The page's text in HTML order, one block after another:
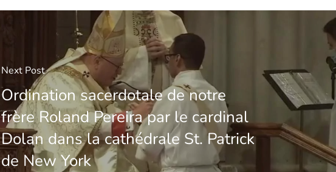
Next Post
Ordination sacerdotale de notre
frère Roland Pereira par le cardinal
Dolan dans la cathédrale St. Patrick
de New York